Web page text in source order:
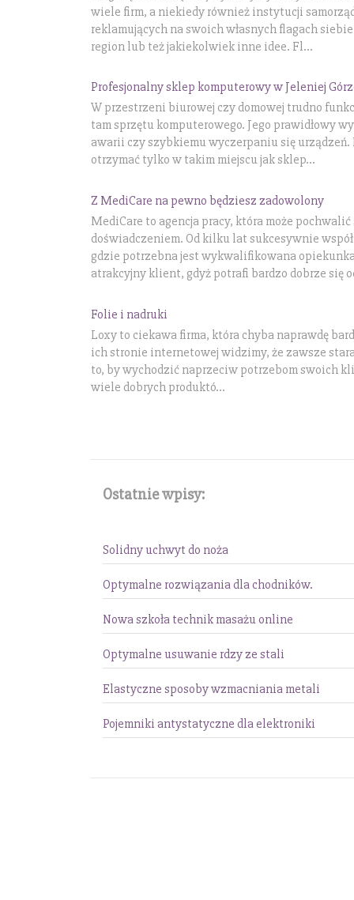
wiele firm, a niekiedy również instytucji
reklamujących na swoich własnych flagach
region lub też jakiekolwiek inne idee. Fl...
Profesjonalny sklep komputerowy w Jeleniej
W przestrzeni biurowej czy domowej trudno
tam sprzętu komputerowego. Jego prawidłowy
awarii czy szybkiemu wyczerpaniu się
otrzymać tylko w takim miejscu jak sklep...
Z MediCare na pewno będziesz zadowolony
MediCare to agencja pracy, która może
doświadczeniem. Od kilku lat sukcesywnie
gdzie potrzebna jest wykwalifikowana
atrakcyjny klient, gdyż potrafi bardzo dobrze się
Folie i nadruki
Loxy to ciekawa firma, która chyba naprawdę
ich stronie internetowej widzimy, że zawsze
to, by wychodzić naprzeciw potrzebom swoich
wiele dobrych produktó...
Ostatnie wpisy:
Solidny uchwyt do noża
Optymalne rozwiązania dla chodników.
Nowa szkoła technik masażu online
Optymalne usuwanie rdzy ze stali
Elastyczne sposoby wzmacniania metali
Pojemniki antystatyczne dla elektroniki